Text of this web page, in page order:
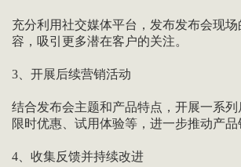
充分利用社交媒体平台，发布发布会现
容，吸引更多潜在客户的关注。
3、开展后续营销活动
结合发布会主题和产品特点，开展一系
限时优惠、试用体验等，进一步推动产品
4、收集反馈并持续改进